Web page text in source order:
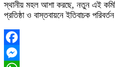
স্থানীয় মহল আশা করছে, নতুন এই
প্রতিষ্ঠা ও বাস্তবায়নে ইতিবাচক
Facebook